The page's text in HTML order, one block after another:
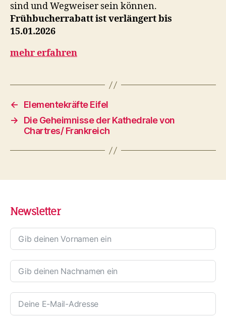
sind und Wegweiser sein können.
Frühbucherrabatt ist verlängert bis
15.01.2026
mehr erfahren
←
Elementekräfte Eifel
→
Die Geheimnisse der Kathedrale von
Chartres/ Frankreich
Newsletter